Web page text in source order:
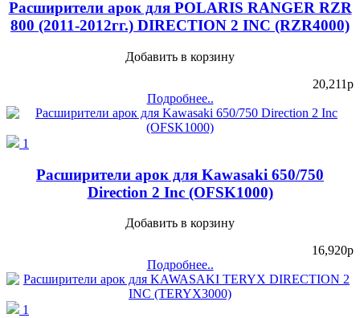
Расширители арок для POLARIS RANGER RZR
800 (2011-2012гг.) DIRECTION 2 INC (RZR4000)
Добавить в корзину
20,211p
Подробнее..
1
Расширители арок для Kawasaki 650/750
Direction 2 Inc (OFSK1000)
Добавить в корзину
16,920p
Подробнее..
1